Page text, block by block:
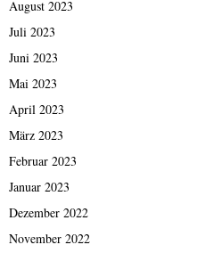
August 2023
Juli 2023
Juni 2023
Mai 2023
April 2023
März 2023
Februar 2023
Januar 2023
Dezember 2022
November 2022